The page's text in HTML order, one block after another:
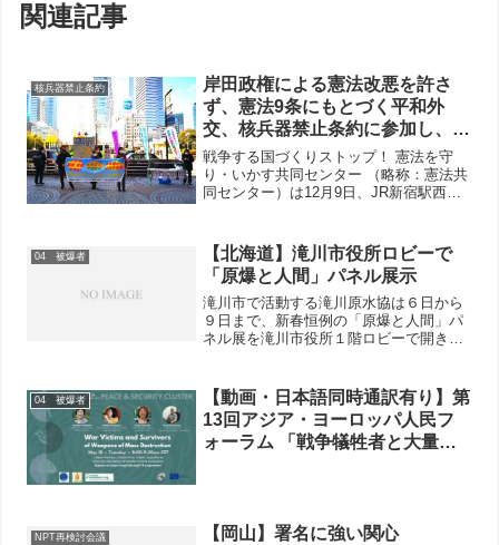
関連記事
核兵器禁止条約
岸田政権による憲法改悪を許さ
ず、憲法9条にもとづく平和外
交、核兵器禁止条約に参加し、世
界の平和と安全に貢献する日本の
実現を
戦争する国づくりストップ！ 憲法を守
り・いかす共同センター （略称：憲法共
同センター）は12月9日、JR新宿駅西
も「憲法改悪に反対する全国署名」をよ
びかけました。スピ...
04 被爆者
【北海道】滝川市役所ロビーで
「原爆と人間」パネル展示
滝川市で活動する滝川原水協は６日から
９日まで、新春恒例の「原爆と人間」パ
ネル展を滝川市役所１階ロビーで開きま
04 被爆者
【動画・日本語同時通訳有り】第
13回アジア・ヨーロッパ人民フ
ォーラム 「戦争犠牲者と大量破
NPT再検討会議 【岡山】署名に強い関心